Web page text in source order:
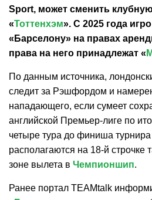
Sport, может сменить
«Тоттенхэм». С 2025 года
«Барселону» на правах
права на него принадлежат «
По данным источника,
следит за Рэшфордом и
нападающего, если сумеет
английской Премьер-лиге по
четыре тура до финиша
располагаются на 18-й строчке
зоне вылета в Чемпионшип.
Ранее портал TEAMtalk